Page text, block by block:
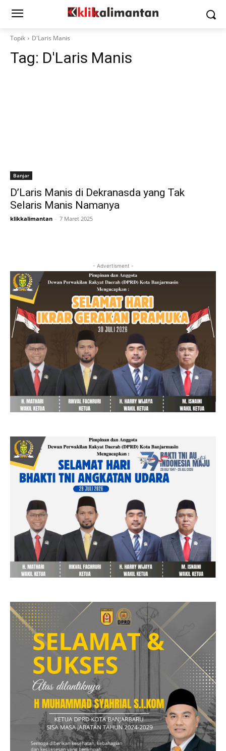
Topik D'Laris Manis
Tag: D'Laris Manis
Banjar
D’Laris Manis di Dekranasda yang Tak
Selaris Manis Namanya
klikkalimantan - 7 Maret 2025
- Advertisment -